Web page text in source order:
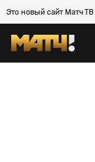
Это новый сайт Матч ТВ